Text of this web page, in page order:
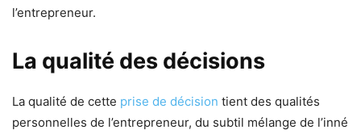
l’entrepreneur.
La qualité des décisions
La qualité de cette prise de décision tient des qualités
personnelles de l’entrepreneur, du subtil mélange de l’inné